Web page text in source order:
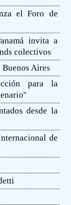
el Foro de
invita a
colectivos
Aires
para la
desde la
de